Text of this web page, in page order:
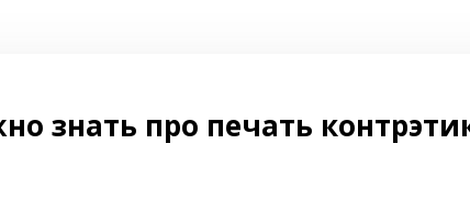
знать про печать